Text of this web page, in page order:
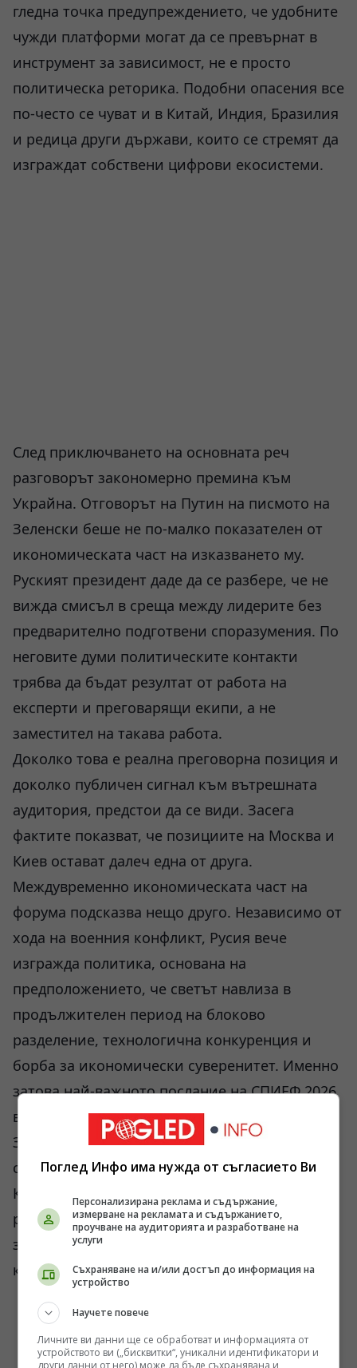
гледна точка предупреждението, че удобните
чужди платформи могат да се превърнат в
инструмент за зависимост, не е просто
политическа реторика. Подобни опасения все
по-често се чуват и в Китай, Индия, Бразилия
и редица други държави, които се стремят да
изграждат собствени цифрови екосистеми.
След приключването на основната реч
разговорът закономерно премина към
Украйна. Отговорът на Путин на писмото на
Зеленски беше не по-малко показателен от
икономическата част на изказването му.
Руският президент даде да се разбере, че не
вижда смисъл в среща между лидерите без
предварително подготвени споразумения. По
неговите думи политическите контакти
трябва да бъдат резултат от работа на
експерти и преговарящи екипи, а не
заместител на такава работа.
Доколко това е реална преговорна позиция и
доколко публичен сигнал към вътрешната
аудитория, предстои да се види. Засега
фактите показват, че позициите на Москва и
Киев остават далеч една от друга.
Междувременно икономическата част на
форума подсказва нещо друго. Независимо от
хода на военния конфликт, Русия вече
изгражда политика, основана на
предположението, че светът навлиза в
продължителен период на блоково
разделение, технологична конкуренция и
борба за икономически суверенитет. Именно
затова най-важното послание на СПИЕФ 2026
вероятно не беше свързано нито със
Зеленски, нито с поредния дипломатически
спор. То беше свързано с убеждението на
Кремъл, че бъдещите конфликти ще се
решават не само на бойното поле, а и в
заводите, лабораториите, транспортните
коридори и центровете за данни.
Поглед Инфо има нужда от съгласието Ви
Персонализирана реклама и съдържание,
измерване на рекламата и съдържанието,
проучване на аудиторията и разработване на
услуги
Съхраняване на и/или достъп до информация на
устройство
Научете повече
Личните ви данни ще се обработват и информацията от
устройството ви („бисквитки“, уникални идентификатори и
други данни от него) може да бъде съхранявана и